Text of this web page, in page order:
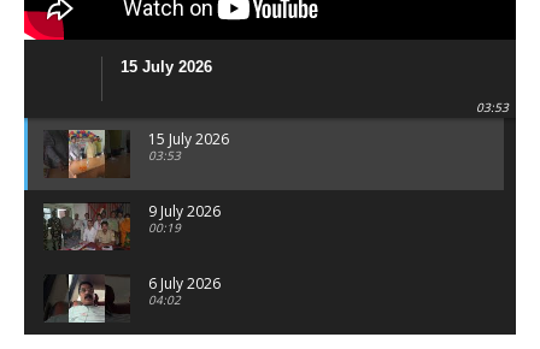
15 July 2026
03:53
15 July 2026
03:53
9 July 2026
00:19
6 July 2026
04:02